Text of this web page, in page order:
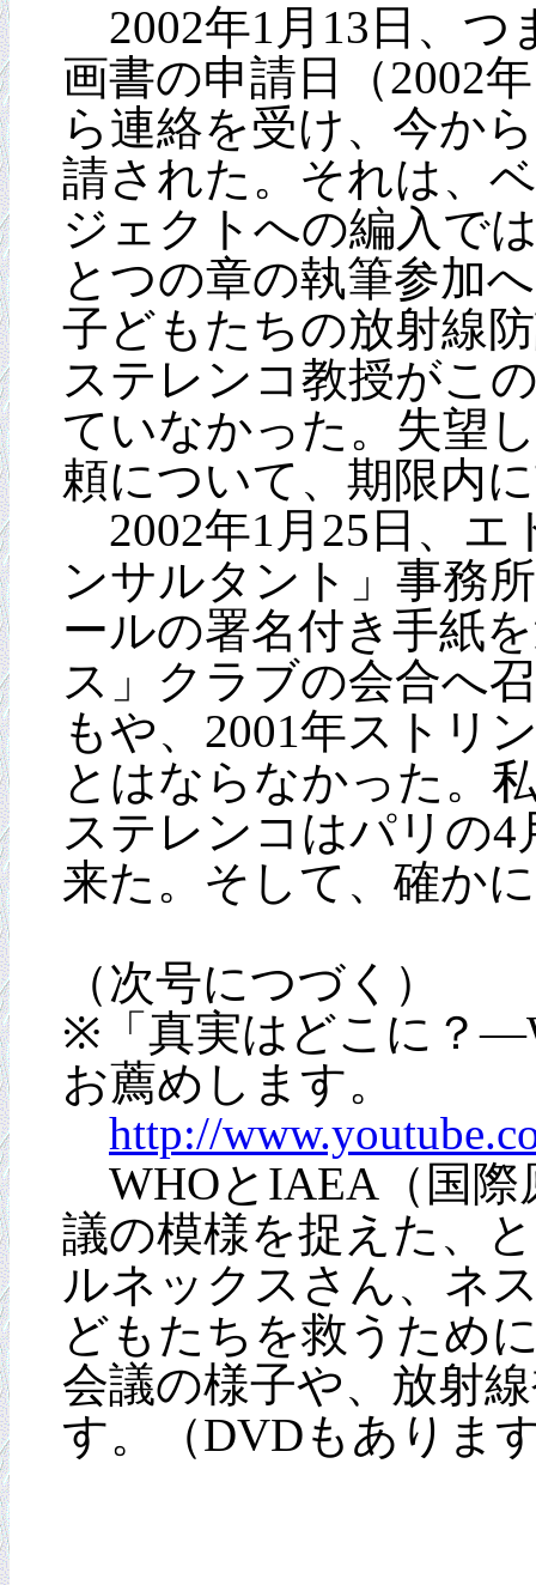
2002年1月13日、つ
画書の申請日（2002
ら連絡を受け、今か
請された。それは、
ジェクトへの編入で
とつの章の執筆参加
子どもたちの放射線
ステレンコ教授がこ
ていなかった。失望
頼について、期限内
2002年1月25日、エ
ンサルタント」事務
ールの署名付き手紙
ス」クラブの会合へ
もや、2001年ストリ
とはならなかった。
ステレンコはパリの
来た。そして、確か
（次号につづく）
※「真実はどこに？
お薦めします。
http://
WHOとIAEA（国際
議の模様を捉えた、
ルネックスさん、ネ
どもたちを救うため
会議の様子や、放射
す。（DVDもありま